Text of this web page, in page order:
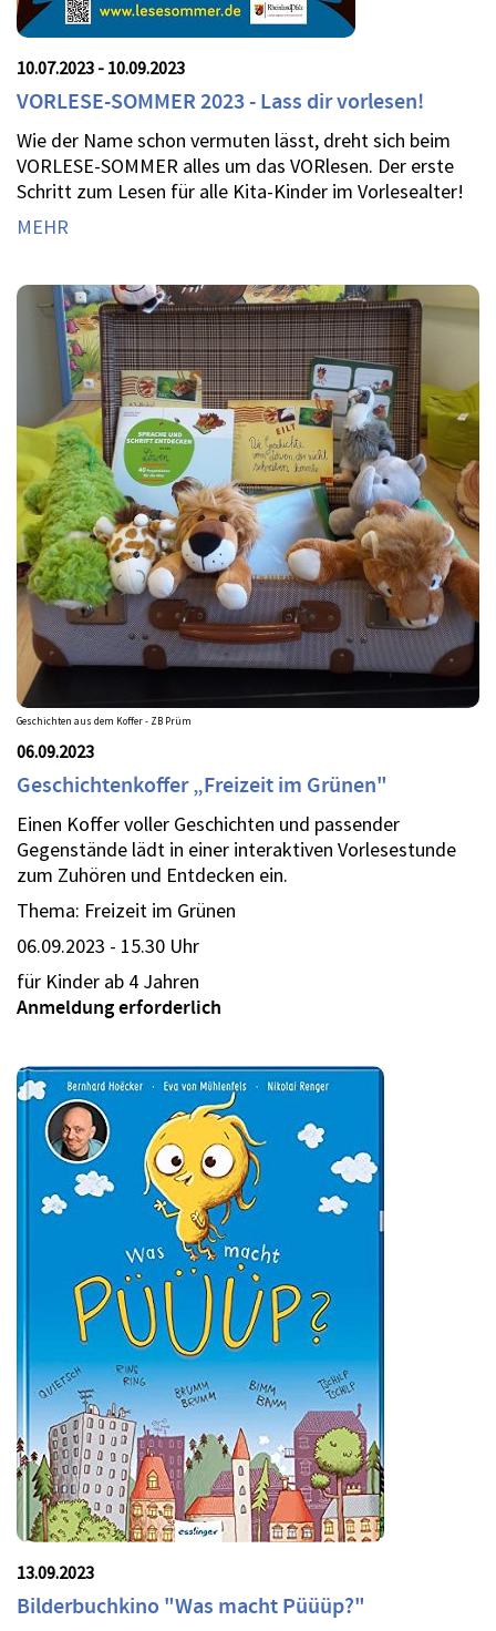
10.07.2023 - 10.09.2023
VORLESE-SOMMER 2023 - Lass dir vorlesen!
Wie der Name schon vermuten lässt, dreht sich beim
VORLESE-SOMMER alles um das VORlesen. Der erste
Schritt zum Lesen für alle Kita-Kinder im Vorlesealter!
MEHR
Geschichten aus dem Koffer - ZB Prüm
06.09.2023
Geschichtenkoffer „Freizeit im Grünen"
Einen Koffer voller Geschichten und passender
Gegenstände lädt in einer interaktiven Vorlesestunde
zum Zuhören und Entdecken ein.
Thema: Freizeit im Grünen
06.09.2023 - 15.30 Uhr
für Kinder ab 4 Jahren
Anmeldung erforderlich
13.09.2023
Bilderbuchkino "Was macht Püüüp?"